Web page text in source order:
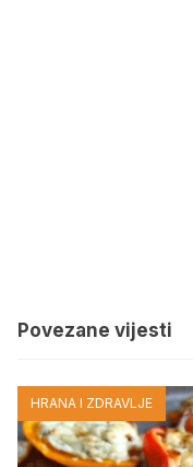
Povezane vijesti
HRANA I ZDRAVLJE